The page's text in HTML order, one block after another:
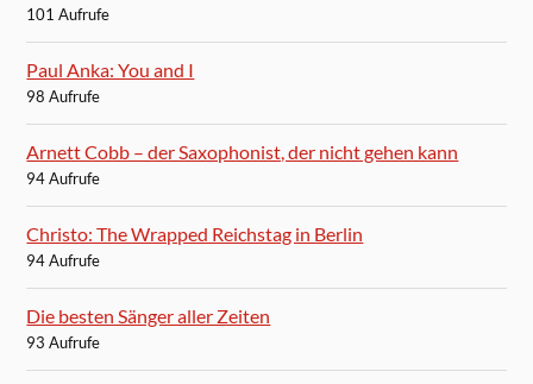
101 Aufrufe
Paul Anka: You and I
98 Aufrufe
Arnett Cobb – der Saxophonist, der nicht gehen kann
94 Aufrufe
Christo: The Wrapped Reichstag in Berlin
94 Aufrufe
Die besten Sänger aller Zeiten
93 Aufrufe